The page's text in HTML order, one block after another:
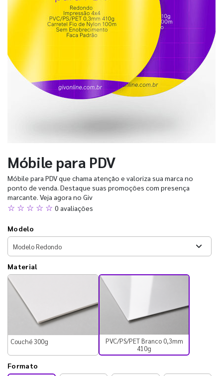
Móbile para PDV
Móbile para PDV que chama atenção e valoriza sua marca no
ponto de venda. Destaque suas promoções com presença
marcante. Veja agora no Giv
☆ ☆ ☆ ☆ ☆ 0 avaliações
Modelo
Material
Couché 300g
PVC/PS/PET Branco 0,3mm
410g
Formato